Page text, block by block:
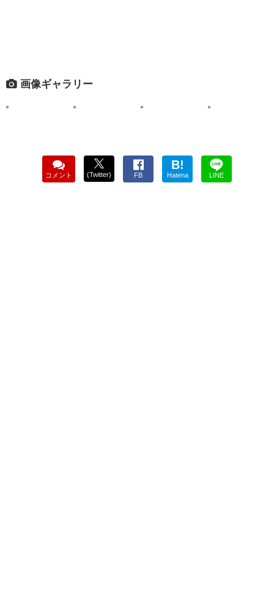
画像ギャラリー
コメント (Twitter) FB
B!
Hatena LINE